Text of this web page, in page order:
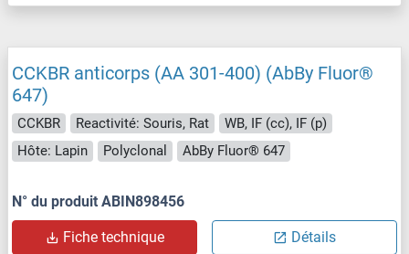
CCKBR anticorps (AA 301-400) (AbBy Fluor®
647)
CCKBR Reactivité: Souris, Rat
WB, IF (cc), IF (p)
Hôte: Lapin
Polyclonal AbBy Fluor® 647
N° du produit ABIN898456
Fiche technique Détails